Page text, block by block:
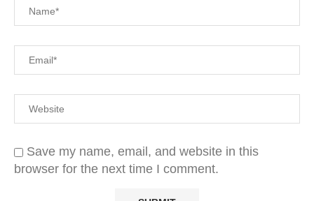
Save my name, email, and website in this
browser for the next time I comment.